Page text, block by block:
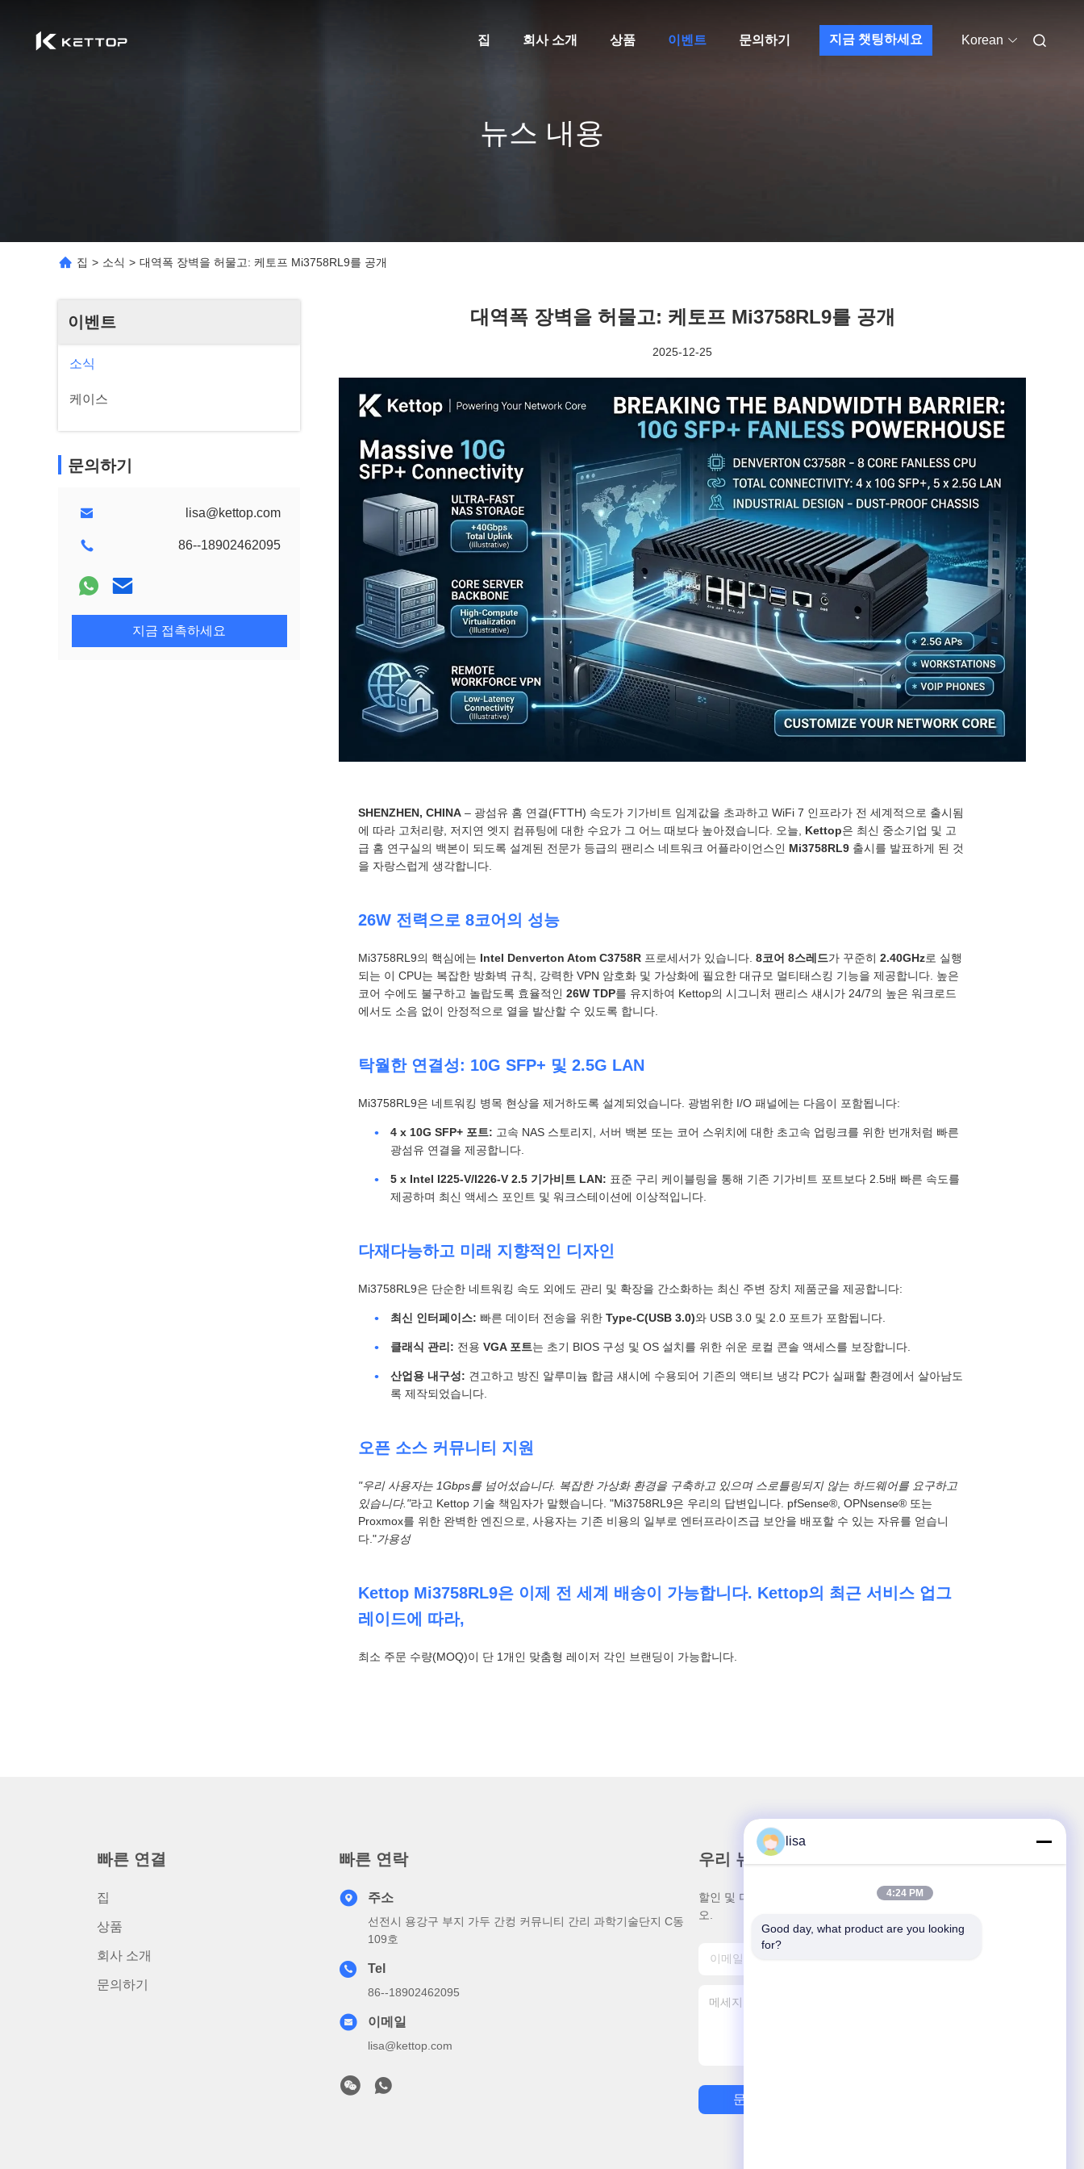
집 회사 소개 상품 이벤트 문의하기 지금 챗팅하세요 Korean
뉴스 내용
집 > 소식 > 대역폭 장벽을 허물고: 케토프 Mi3758RL9를 공개
이벤트
소식
케이스
문의하기
lisa@kettop.com
86--18902462095
지금 접촉하세요
대역폭 장벽을 허물고: 케토프 Mi3758RL9를 공개
2025-12-25
SHENZHEN, CHINA – 광섬유 홈 연결(FTTH) 속도가 기가비트 임계값을 초과하고 WiFi 7 인프라가 전 세계적으로 출시됨
에 따라 고처리량, 저지연 엣지 컴퓨팅에 대한 수요가 그 어느 때보다 높아졌습니다. 오늘, Kettop은 최신 중소기업 및 고
급 홈 연구실의 백본이 되도록 설계된 전문가 등급의 팬리스 네트워크 어플라이언스인 Mi3758RL9 출시를 발표하게 된 것
을 자랑스럽게 생각합니다.
26W 전력으로 8코어의 성능
Mi3758RL9의 핵심에는 Intel Denverton Atom C3758R 프로세서가 있습니다. 8코어 8스레드가 꾸준히 2.40GHz로 실행
되는 이 CPU는 복잡한 방화벽 규칙, 강력한 VPN 암호화 및 가상화에 필요한 대규모 멀티태스킹 기능을 제공합니다. 높은
코어 수에도 불구하고 놀랍도록 효율적인 26W TDP를 유지하여 Kettop의 시그니처 팬리스 섀시가 24/7의 높은 워크로드
에서도 소음 없이 안정적으로 열을 발산할 수 있도록 합니다.
탁월한 연결성: 10G SFP+ 및 2.5G LAN
Mi3758RL9은 네트워킹 병목 현상을 제거하도록 설계되었습니다. 광범위한 I/O 패널에는 다음이 포함됩니다:
4 x 10G SFP+ 포트: 고속 NAS 스토리지, 서버 백본 또는 코어 스위치에 대한 초고속 업링크를 위한 번개처럼 빠른
광섬유 연결을 제공합니다.
5 x Intel I225-V/I226-V 2.5 기가비트 LAN: 표준 구리 케이블링을 통해 기존 기가비트 포트보다 2.5배 빠른 속도를
제공하며 최신 액세스 포인트 및 워크스테이션에 이상적입니다.
다재다능하고 미래 지향적인 디자인
Mi3758RL9은 단순한 네트워킹 속도 외에도 관리 및 확장을 간소화하는 최신 주변 장치 제품군을 제공합니다:
최신 인터페이스: 빠른 데이터 전송을 위한 Type-C(USB 3.0)와 USB 3.0 및 2.0 포트가 포함됩니다.
클래식 관리: 전용 VGA 포트는 초기 BIOS 구성 및 OS 설치를 위한 쉬운 로컬 콘솔 액세스를 보장합니다.
산업용 내구성: 견고하고 방진 알루미늄 합금 섀시에 수용되어 기존의 액티브 냉각 PC가 실패할 환경에서 살아남도
록 제작되었습니다.
오픈 소스 커뮤니티 지원
"우리 사용자는 1Gbps를 넘어섰습니다. 복잡한 가상화 환경을 구축하고 있으며 스로틀링되지 않는 하드웨어를 요구하고
있습니다."라고 Kettop 기술 책임자가 말했습니다. "Mi3758RL9은 우리의 답변입니다. pfSense®, OPNsense® 또는
Proxmox를 위한 완벽한 엔진으로, 사용자는 기존 비용의 일부로 엔터프라이즈급 보안을 배포할 수 있는 자유를 얻습니
다."가용성
Kettop Mi3758RL9은 이제 전 세계 배송이 가능합니다. Kettop의 최근 서비스 업그
레이드에 따라,
최소 주문 수량(MOQ)이 단 1개인 맞춤형 레이저 각인 브랜딩이 가능합니다.
빠른 연결
집
상품
회사 소개
문의하기
빠른 연락
주소
선전시 용강구 부지 가두 간컹 커뮤니티 간리 과학기술단지 C동
109호
Tel
86--18902462095
이메일
lisa@kettop.com
우리 뉴스레터
할인 및 더 많은 정보를 얻기 위해 뉴스레터에 가입하십시
오.
문의하기
lisa
4:24 PM
Good day, what product are you looking
for?